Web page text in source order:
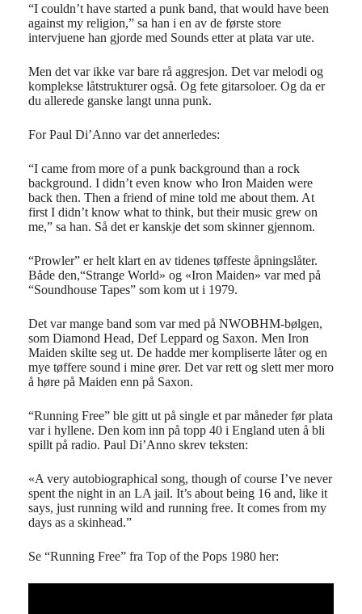
“I couldn’t have started a punk band, that would have been
against my religion,” sa han i en av de første store
intervjuene han gjorde med Sounds etter at plata var ute.
Men det var ikke var bare rå aggresjon. Det var melodi og
komplekse låtstrukturer også. Og fete gitarsoloer. Og da er
du allerede ganske langt unna punk.
For Paul Di’Anno var det annerledes:
“I came from more of a punk background than a rock
background. I didn’t even know who Iron Maiden were
back then. Then a friend of mine told me about them. At
first I didn’t know what to think, but their music grew on
me,” sa han. Så det er kanskje det som skinner gjennom.
“Prowler” er helt klart en av tidenes tøffeste åpningslåter.
Både den,“Strange World» og «Iron Maiden» var med på
“Soundhouse Tapes” som kom ut i 1979.
Det var mange band som var med på NWOBHM-bølgen,
som Diamond Head, Def Leppard og Saxon. Men Iron
Maiden skilte seg ut. De hadde mer kompliserte låter og en
mye tøffere sound i mine ører. Det var rett og slett mer moro
å høre på Maiden enn på Saxon.
“Running Free” ble gitt ut på single et par måneder før plata
var i hyllene. Den kom inn på topp 40 i England uten å bli
spillt på radio. Paul Di’Anno skrev teksten:
«A very autobiographical song, though of course I’ve never
spent the night in an LA jail. It’s about being 16 and, like it
says, just running wild and running free. It comes from my
days as a skinhead.”
Se “Running Free” fra Top of the Pops 1980 her: